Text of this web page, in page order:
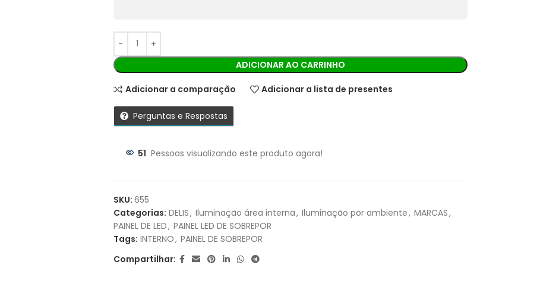
Ao finalizar sua compra você receberá os detalhes para realizar o pagamento.
1X DE
2X DER$ 51,65SEM JUROS
3X DE 34,43 SEM JUROS
ADICIONAR AO CARRINHO
Adicionar a comparação Adicionar a lista de presentes
Perguntas e Respostas
51 Pessoas visualizando este produto agora!
SKU: 655
Categorias: DELIS, Iluminação área interna, Iluminação por ambiente, MARCAS,
PAINEL DE LED, PAINEL LED DE SOBREPOR
Tags: INTERNO, PAINEL DE SOBREPOR
Compartilhar: